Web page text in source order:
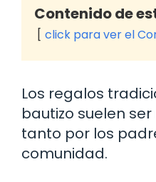
Contenido de
click para ver el
Los regalos
bautizo suelen
tanto por los
comunidad.